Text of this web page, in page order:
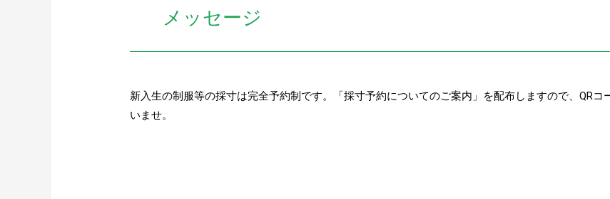
メッセージ
新入生の制服等の採寸は完全予約制です。「採寸予約についてのご案内」を配布しますので、QR
いませ。